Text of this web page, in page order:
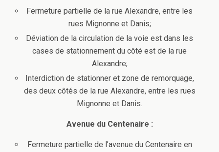
Fermeture partielle de la rue Alexandre, entre les
rues Mignonne et Danis;
Déviation de la circulation de la voie est dans les
cases de stationnement du côté est de la rue
Alexandre;
Interdiction de stationner et zone de remorquage,
des deux côtés de la rue Alexandre, entre les rues
Mignonne et Danis.
Avenue du Centenaire :
Fermeture partielle de l’avenue du Centenaire en